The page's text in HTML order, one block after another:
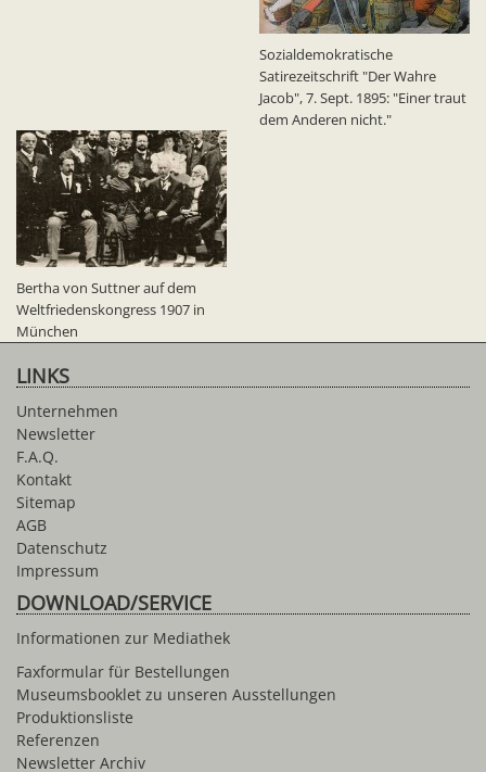
Sozialdemokratische
Satirezeitschrift "Der Wahre
Jacob", 7. Sept. 1895: "Einer traut
dem Anderen nicht."
Bertha von Suttner auf dem
Weltfriedenskongress 1907 in
München
LINKS
Unternehmen
Newsletter
F.A.Q.
Kontakt
Sitemap
AGB
Datenschutz
Impressum
DOWNLOAD/SERVICE
Informationen zur Mediathek
Faxformular für Bestellungen
Museumsbooklet zu unseren Ausstellungen
Produktionsliste
Referenzen
Newsletter Archiv